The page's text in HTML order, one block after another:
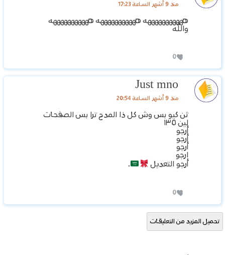
منذ 9 أشهر الساعة 17:23
هههههههههههه هههههههههههه هههههههههههه
والله
0
Just mno
منذ 9 أشهر الساعة 20:54
ثن كيو بس وش كل ذا المدح ترا بس الصفحات
لين ١٣٥
أرجو
أرجو
أرجو
ارجو
أرجو التعديل
.
0
تحميل المزيد من التعليقات